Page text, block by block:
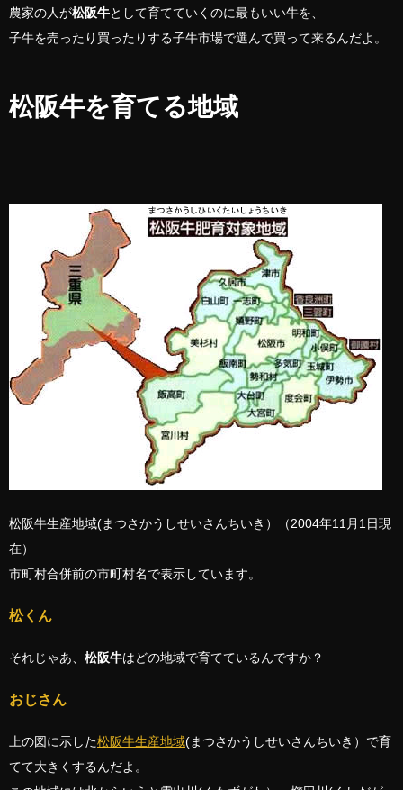
農家の人が松阪牛として育てていくのに最もいい牛を、
子牛を売ったり買ったりする子牛市場で選んで買って来るんだよ。
松阪牛を育てる地域
松阪牛生産地域(まつさかうしせいさんちいき）（2004年11月1日現
在）
市町村合併前の市町村名で表示しています。
松くん
それじゃあ、 松阪牛はどの地域で育てているんですか？
おじさん
上の図に示した松阪牛生産地域(まつさかうしせいさんちいき）で育
てて大きくするんだよ。